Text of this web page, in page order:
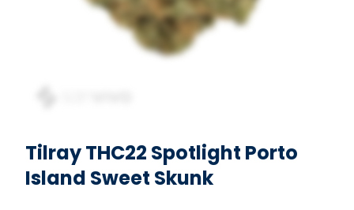
Tilray THC22 Spotlight Porto
Island Sweet Skunk